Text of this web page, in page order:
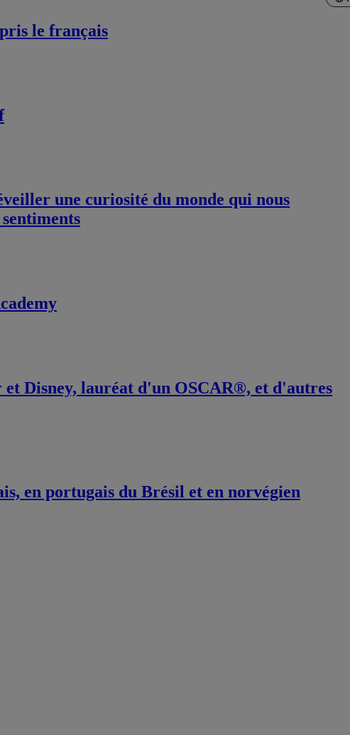
le français
une curiosité du monde qui nous
Disney, lauréat d'un OSCAR®, et d'autres
en portugais du Brésil et en norvégien